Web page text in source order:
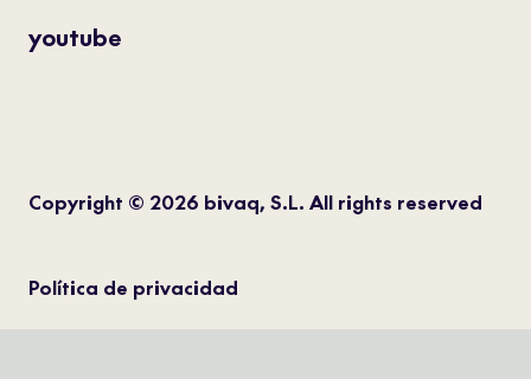
youtube
Copyright © 2026 bivaq, S.L. All rights reserved
Política de privacidad